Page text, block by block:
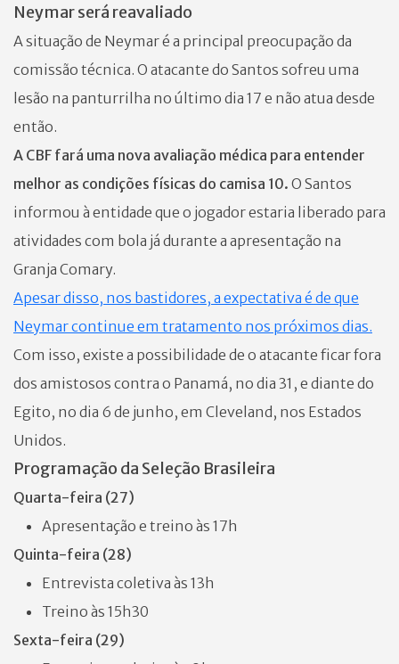
Neymar será reavaliado
A situação de Neymar é a principal preocupação da
comissão técnica. O atacante do Santos sofreu uma
lesão na panturrilha no último dia 17 e não atua desde
então.
A CBF fará uma nova avaliação médica para entender
melhor as condições físicas do camisa 10. O Santos
informou à entidade que o jogador estaria liberado para
atividades com bola já durante a apresentação na
Granja Comary.
Apesar disso, nos bastidores, a expectativa é de que
Neymar continue em tratamento nos próximos dias.
Com isso, existe a possibilidade de o atacante ficar fora
dos amistosos contra o Panamá, no dia 31, e diante do
Egito, no dia 6 de junho, em Cleveland, nos Estados
Unidos.
Programação da Seleção Brasileira
Quarta-feira (27)
Apresentação e treino às 17h
Quinta-feira (28)
Entrevista coletiva às 13h
Treino às 15h30
Sexta-feira (29)